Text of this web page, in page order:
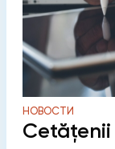
НОВОСТИ